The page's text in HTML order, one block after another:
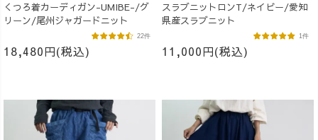
くつろ着カーディガン-UMIBE-/グ
リーン/尾州ジャガードニット
18,480円(税込)
22件
スラブニットロンT/ネイビー/愛知
県産スラブニット
11,000円(税込)
1件